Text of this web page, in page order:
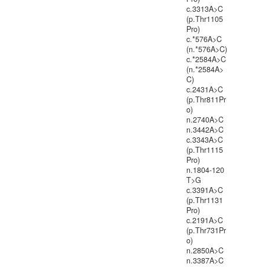
c.3313A>C
(p.Thr1105
Pro)
c.*576A>C
(n.*576A>C)
c.*2584A>C
(n.*2584A>
C)
c.2431A>C
(p.Thr811Pr
o)
n.2740A>C
n.3442A>C
c.3343A>C
(p.Thr1115
Pro)
n.1804-120
T>G
c.3391A>C
(p.Thr1131
Pro)
c.2191A>C
(p.Thr731Pr
o)
n.2850A>C
n.3387A>C